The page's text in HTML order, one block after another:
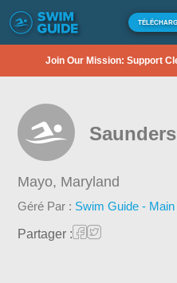
Join Our Mission: Support
Mayo, Maryland
Géré Par : Swim Guide - Main
Partager :